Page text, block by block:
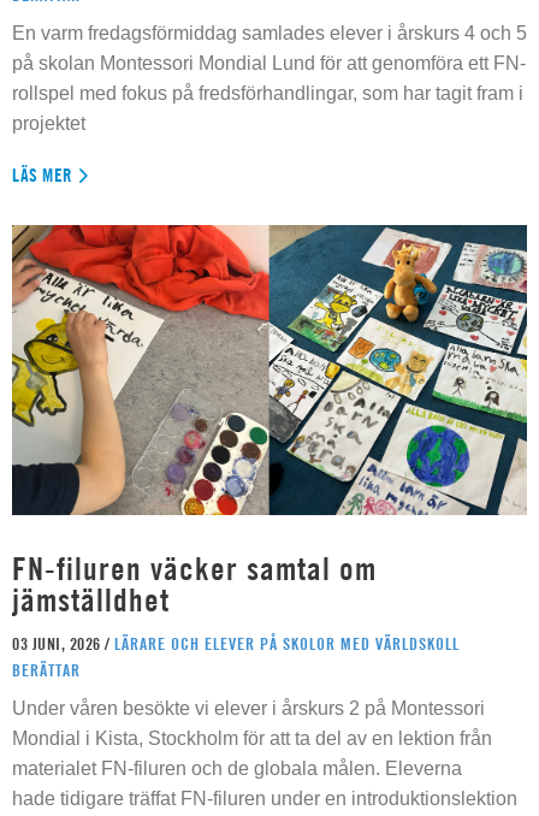
En varm fredagsförmiddag samlades elever i årskurs 4 och 5
på skolan Montessori Mondial Lund för att genomföra ett FN-
rollspel med fokus på fredsförhandlingar, som har tagit fram i
projektet
LÄS MER
FN-filuren väcker samtal om
jämställdhet
03 JUNI, 2026 / LÄRARE OCH ELEVER PÅ SKOLOR MED VÄRLDSKOLL
BERÄTTAR
Under våren besökte vi elever i årskurs 2 på Montessori
Mondial i Kista, Stockholm för att ta del av en lektion från
materialet FN-filuren och de globala målen. Eleverna
hade tidigare träffat FN-filuren under en introduktionslektion